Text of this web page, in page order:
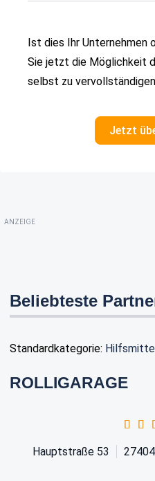
Ist dies Ihr Unternehmen
Sie jetzt die Möglichkeit
selbst zu
Jetzt
ANZEIGE
Beliebteste
Standardkategorie:
ROLLIGARAGE
Hauptstraße 53 27404